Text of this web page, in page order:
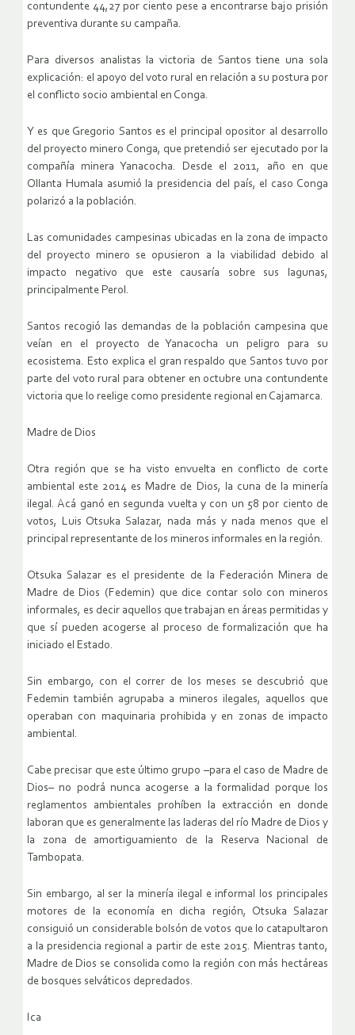
contundente 44,27 por ciento pese a encontrarse bajo prisión
preventiva durante su campaña.
Para diversos analistas la victoria de Santos tiene una sola
explicación: el apoyo del voto rural en relación a su postura por
el conflicto socio ambiental en Conga.
Y es que Gregorio Santos es el principal opositor al desarrollo
del proyecto minero Conga, que pretendió ser ejecutado por la
compañía minera Yanacocha. Desde el 2011, año en que
Ollanta Humala asumió la presidencia del país, el caso Conga
polarizó a la población.
Las comunidades campesinas ubicadas en la zona de impacto
del proyecto minero se opusieron a la viabilidad debido al
impacto negativo que este causaría sobre sus lagunas,
principalmente Perol.
Santos recogió las demandas de la población campesina que
veían en el proyecto de Yanacocha un peligro para su
ecosistema. Esto explica el gran respaldo que Santos tuvo por
parte del voto rural para obtener en octubre una contundente
victoria que lo reelige como presidente regional en Cajamarca.
Madre de Dios
Otra región que se ha visto envuelta en conflicto de corte
ambiental este 2014 es Madre de Dios, la cuna de la minería
ilegal. Acá ganó en segunda vuelta y con un 58 por ciento de
votos, Luis Otsuka Salazar, nada más y nada menos que el
principal representante de los mineros informales en la región.
Otsuka Salazar es el presidente de la Federación Minera de
Madre de Dios (Fedemin) que dice contar solo con mineros
informales, es decir aquellos que trabajan en áreas permitidas y
que sí pueden acogerse al proceso de formalización que ha
iniciado el Estado.
Sin embargo, con el correr de los meses se descubrió que
Fedemin también agrupaba a mineros ilegales, aquellos que
operaban con maquinaria prohibida y en zonas de impacto
ambiental.
Cabe precisar que este último grupo –para el caso de Madre de
Dios– no podrá nunca acogerse a la formalidad porque los
reglamentos ambientales prohíben la extracción en donde
laboran que es generalmente las laderas del río Madre de Dios y
la zona de amortiguamiento de la Reserva Nacional de
Tambopata.
Sin embargo, al ser la minería ilegal e informal los principales
motores de la economía en dicha región, Otsuka Salazar
consiguió un considerable bolsón de votos que lo catapultaron
a la presidencia regional a partir de este 2015. Mientras tanto,
Madre de Dios se consolida como la región con más hectáreas
de bosques selváticos depredados.
Ica